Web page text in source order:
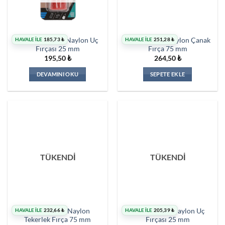
HAVALE İLE 185,73₺
Norton Kırmızı Naylon Uç
Fırçası 25 mm
195,50₺
DEVAMINI OKU
HAVALE İLE 251,28₺
Norton Mavi Naylon Çanak
Fırça 75 mm
264,50₺
SEPETE EKLE
TÜKENDİ
HAVALE İLE 232,66₺
Norton Mavi Naylon
Tekerlek Fırça 75 mm
TÜKENDİ
HAVALE İLE 205,39₺
Norton Mavi Naylon Uç
Fırçası 25 mm